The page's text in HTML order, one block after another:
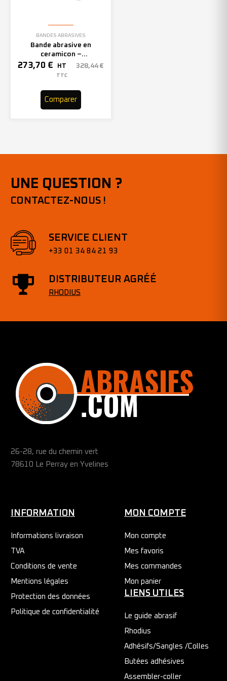
BANDES ABRASIVES
Bande abrasive en
ceramicon –
150mmx2000mm – Grain 40
– 305969 (x10)
273,70 € HT 328,44 €
TTC
Comparer
UNE QUESTION ?
CONTACTEZ-NOUS !
SERVICE CLIENT
+33 01 34 84 21 93
DISTRIBUTEUR AGRÉÉ
RHODIUS
26-28, rue du chemin vert
78610 Le Perray en Yvelines
INFORMATION
Informations livraison
TVA
Conditions de vente
Mentions légales
Protection des données
Politique de confidentialité
MON COMPTE
Mon compte
Mes favoris
Mes commandes
Mon panier
LIENS UTILES
Le guide abrasif
Rhodius
Adhésifs/Sangles /Colles
Butées adhésives
Assembler-coller